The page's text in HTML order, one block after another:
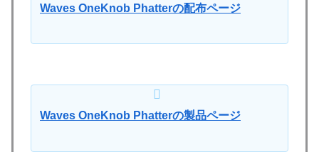
Waves OneKnob Phatterの配布ページ
Waves OneKnob Phatterの製品ページ